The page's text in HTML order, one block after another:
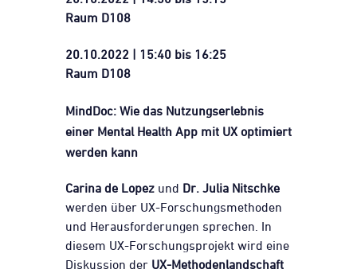
Raum D108
20.10.2022 | 15:40 bis 16:25
Raum D108
MindDoc: Wie das Nutzungserlebnis
einer Mental Health App mit UX optimiert
werden kann
Carina de Lopezund Dr. Julia Nitschke
werden über UX-Forschungsmethoden
und Herausforderungen sprechen. In
diesem UX-Forschungsprojekt wird eine
Diskussion der UX-Methodenlandschaft